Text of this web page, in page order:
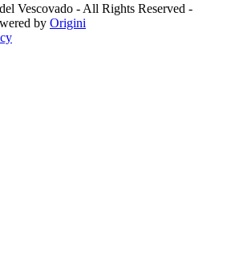
Vescovado - All Rights Reserved -
by Origini